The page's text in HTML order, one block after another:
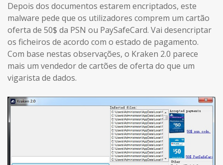
Depois dos documentos estarem encriptados, este
malware pede que os utilizadores comprem um cartão
oferta de 50$ da PSN ou PaySafeCard. Vai desencriptar
os ficheiros de acordo com o estado de pagamento.
Com base nestas observações, o Kraken 2.0 parece
mais um vendedor de cartões de oferta do que um
vigarista de dados.